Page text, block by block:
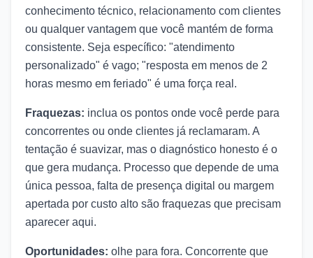
conhecimento técnico, relacionamento com clientes
ou qualquer vantagem que você mantém de forma
consistente. Seja específico: "atendimento
personalizado" é vago; "resposta em menos de 2
horas mesmo em feriado" é uma força real.
Fraquezas: inclua os pontos onde você perde para
concorrentes ou onde clientes já reclamaram. A
tentação é suavizar, mas o diagnóstico honesto é o
que gera mudança. Processo que depende de uma
única pessoa, falta de presença digital ou margem
apertada por custo alto são fraquezas que precisam
aparecer aqui.
Oportunidades: olhe para fora. Concorrente que